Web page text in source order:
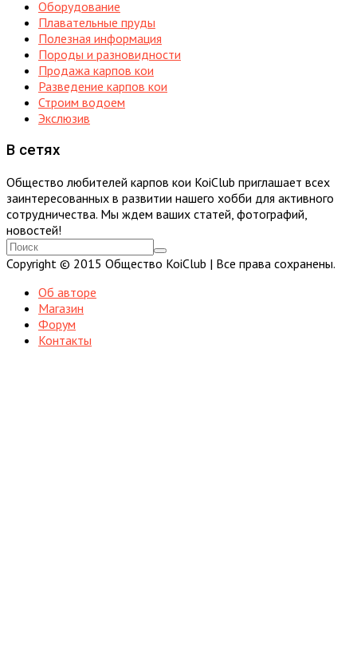
Оборудование
Плавательные пруды
Полезная информация
Породы и разновидности
Продажа карпов кои
Разведение карпов кои
Строим водоем
Экслюзив
В сетях
Общество любителей карпов кои KoiClub приглашает всех
заинтересованных в развитии нашего хобби для активного
сотрудничества. Мы ждем ваших статей, фотографий,
новостей!
Copyright © 2015 Общество KoiClub | Все права сохранены.
Об авторе
Магазин
Форум
Контакты